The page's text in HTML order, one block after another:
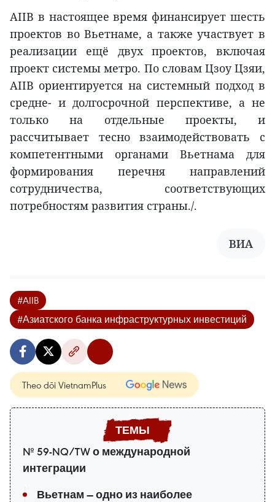
AIIB в настоящее время финансирует шесть
проектов во Вьетнаме, а также участвует в
реализации ещё двух проектов, включая
проект системы метро. По словам Цзоу Цзяи,
AIIB ориентируется на системный подход в
средне- и долгосрочной перспективе, а не
только на отдельные проекты, и
рассчитывает тесно взаимодействовать с
компетентными органами Вьетнама для
формирования перечня направлений
сотрудничества, соответствующих
потребностям развития страны./.
ВИA
#AIIB
#Азиатского банка инфраструктурных инвестиций
Theo dõi VietnamPlus
№ 59-NQ/TW о международной
интеграции
Вьетнам — одно из наиболее